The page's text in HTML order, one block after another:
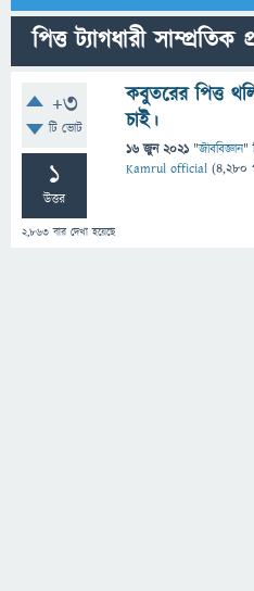
পিত্ত ট্যাগধারী সাম্প্রতিক
+3
টি ভোট
1
উত্তর
2,863 বার দেখা হয়েছে
কবুতরের পিত্ত
চাই।
16 জুন 2021 "জীববিজ্ঞান"
Kamrul official (4,280